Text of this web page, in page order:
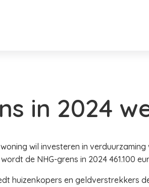
in 2024
wil investeren in verduurzaming
de NHG-grens in 2024 461.100
huizenkopers en geldverstrekkers